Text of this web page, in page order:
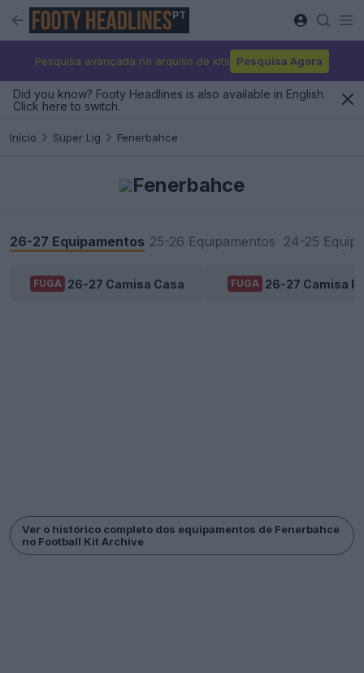
PT
Pesquisa avançada no arquivo de kits Pesquisa Agora
Did you know? Footy Headlines is also available in English.
Click here to switch.
Início Süper Lig Fenerbahce
Fenerbahce
26-27 Equipamentos 25-26 Equipamentos 24-25
FUGA 26-27 Camisa Casa FUGA 26-27 Camisa
Ver o histórico completo dos equipamentos de Fenerbahce
no Football Kit Archive